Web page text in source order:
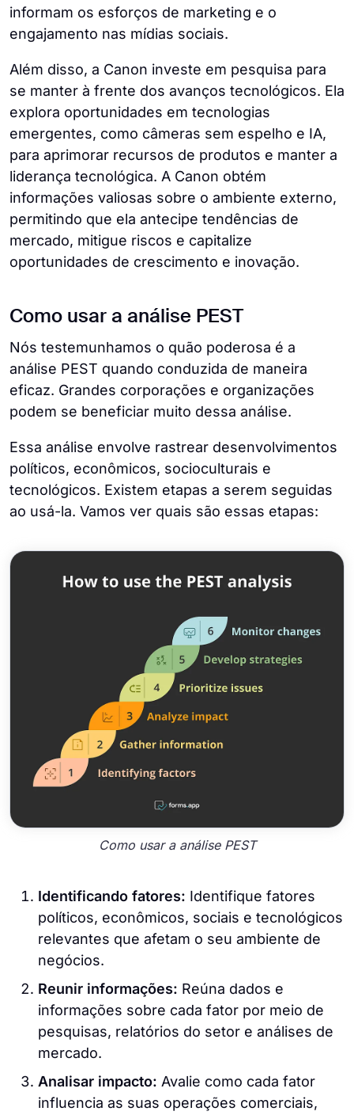
informam os esforços de marketing e o
engajamento nas mídias sociais.
Além disso, a Canon investe em pesquisa para
se manter à frente dos avanços tecnológicos. Ela
explora oportunidades em tecnologias
emergentes, como câmeras sem espelho e IA,
para aprimorar recursos de produtos e manter a
liderança tecnológica. A Canon obtém
informações valiosas sobre o ambiente externo,
permitindo que ela antecipe tendências de
mercado, mitigue riscos e capitalize
oportunidades de crescimento e inovação.
Como usar a análise PEST
Nós testemunhamos o quão poderosa é a
análise PEST quando conduzida de maneira
eficaz. Grandes corporações e organizações
podem se beneficiar muito dessa análise.
Essa análise envolve rastrear desenvolvimentos
políticos, econômicos, socioculturais e
tecnológicos. Existem etapas a serem seguidas
ao usá-la. Vamos ver quais são essas etapas:
Como usar a análise PEST
Identificando fatores: Identifique fatores
políticos, econômicos, sociais e tecnológicos
relevantes que afetam o seu ambiente de
negócios.
Reunir informações: Reúna dados e
informações sobre cada fator por meio de
pesquisas, relatórios do setor e análises de
mercado.
Analisar impacto: Avalie como cada fator
influencia as suas operações comerciais,